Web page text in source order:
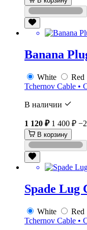
Banana
White
Red
Tchernov Cable •
В наличии
1 120 ₽ 1 400 ₽
В корзину
Spade Lug
White
Red
Tchernov Cable •